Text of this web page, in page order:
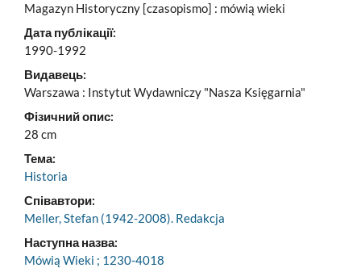
Magazyn Historyczny [czasopismo] : mówią wieki
Дата публікації:
1990-1992
Видавець:
Warszawa : Instytut Wydawniczy "Nasza Księgarnia"
Фізичний опис:
28 cm
Тема:
Historia
Співавтори:
Meller, Stefan (1942-2008). Redakcja
Наступна назва:
Mówią Wieki ; 1230-4018